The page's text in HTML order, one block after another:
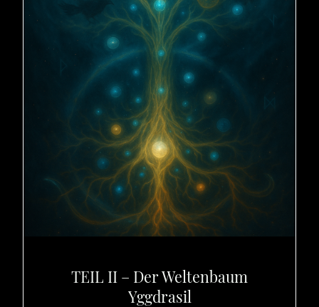
TEIL II – Der Weltenbaum
Yggdrasil